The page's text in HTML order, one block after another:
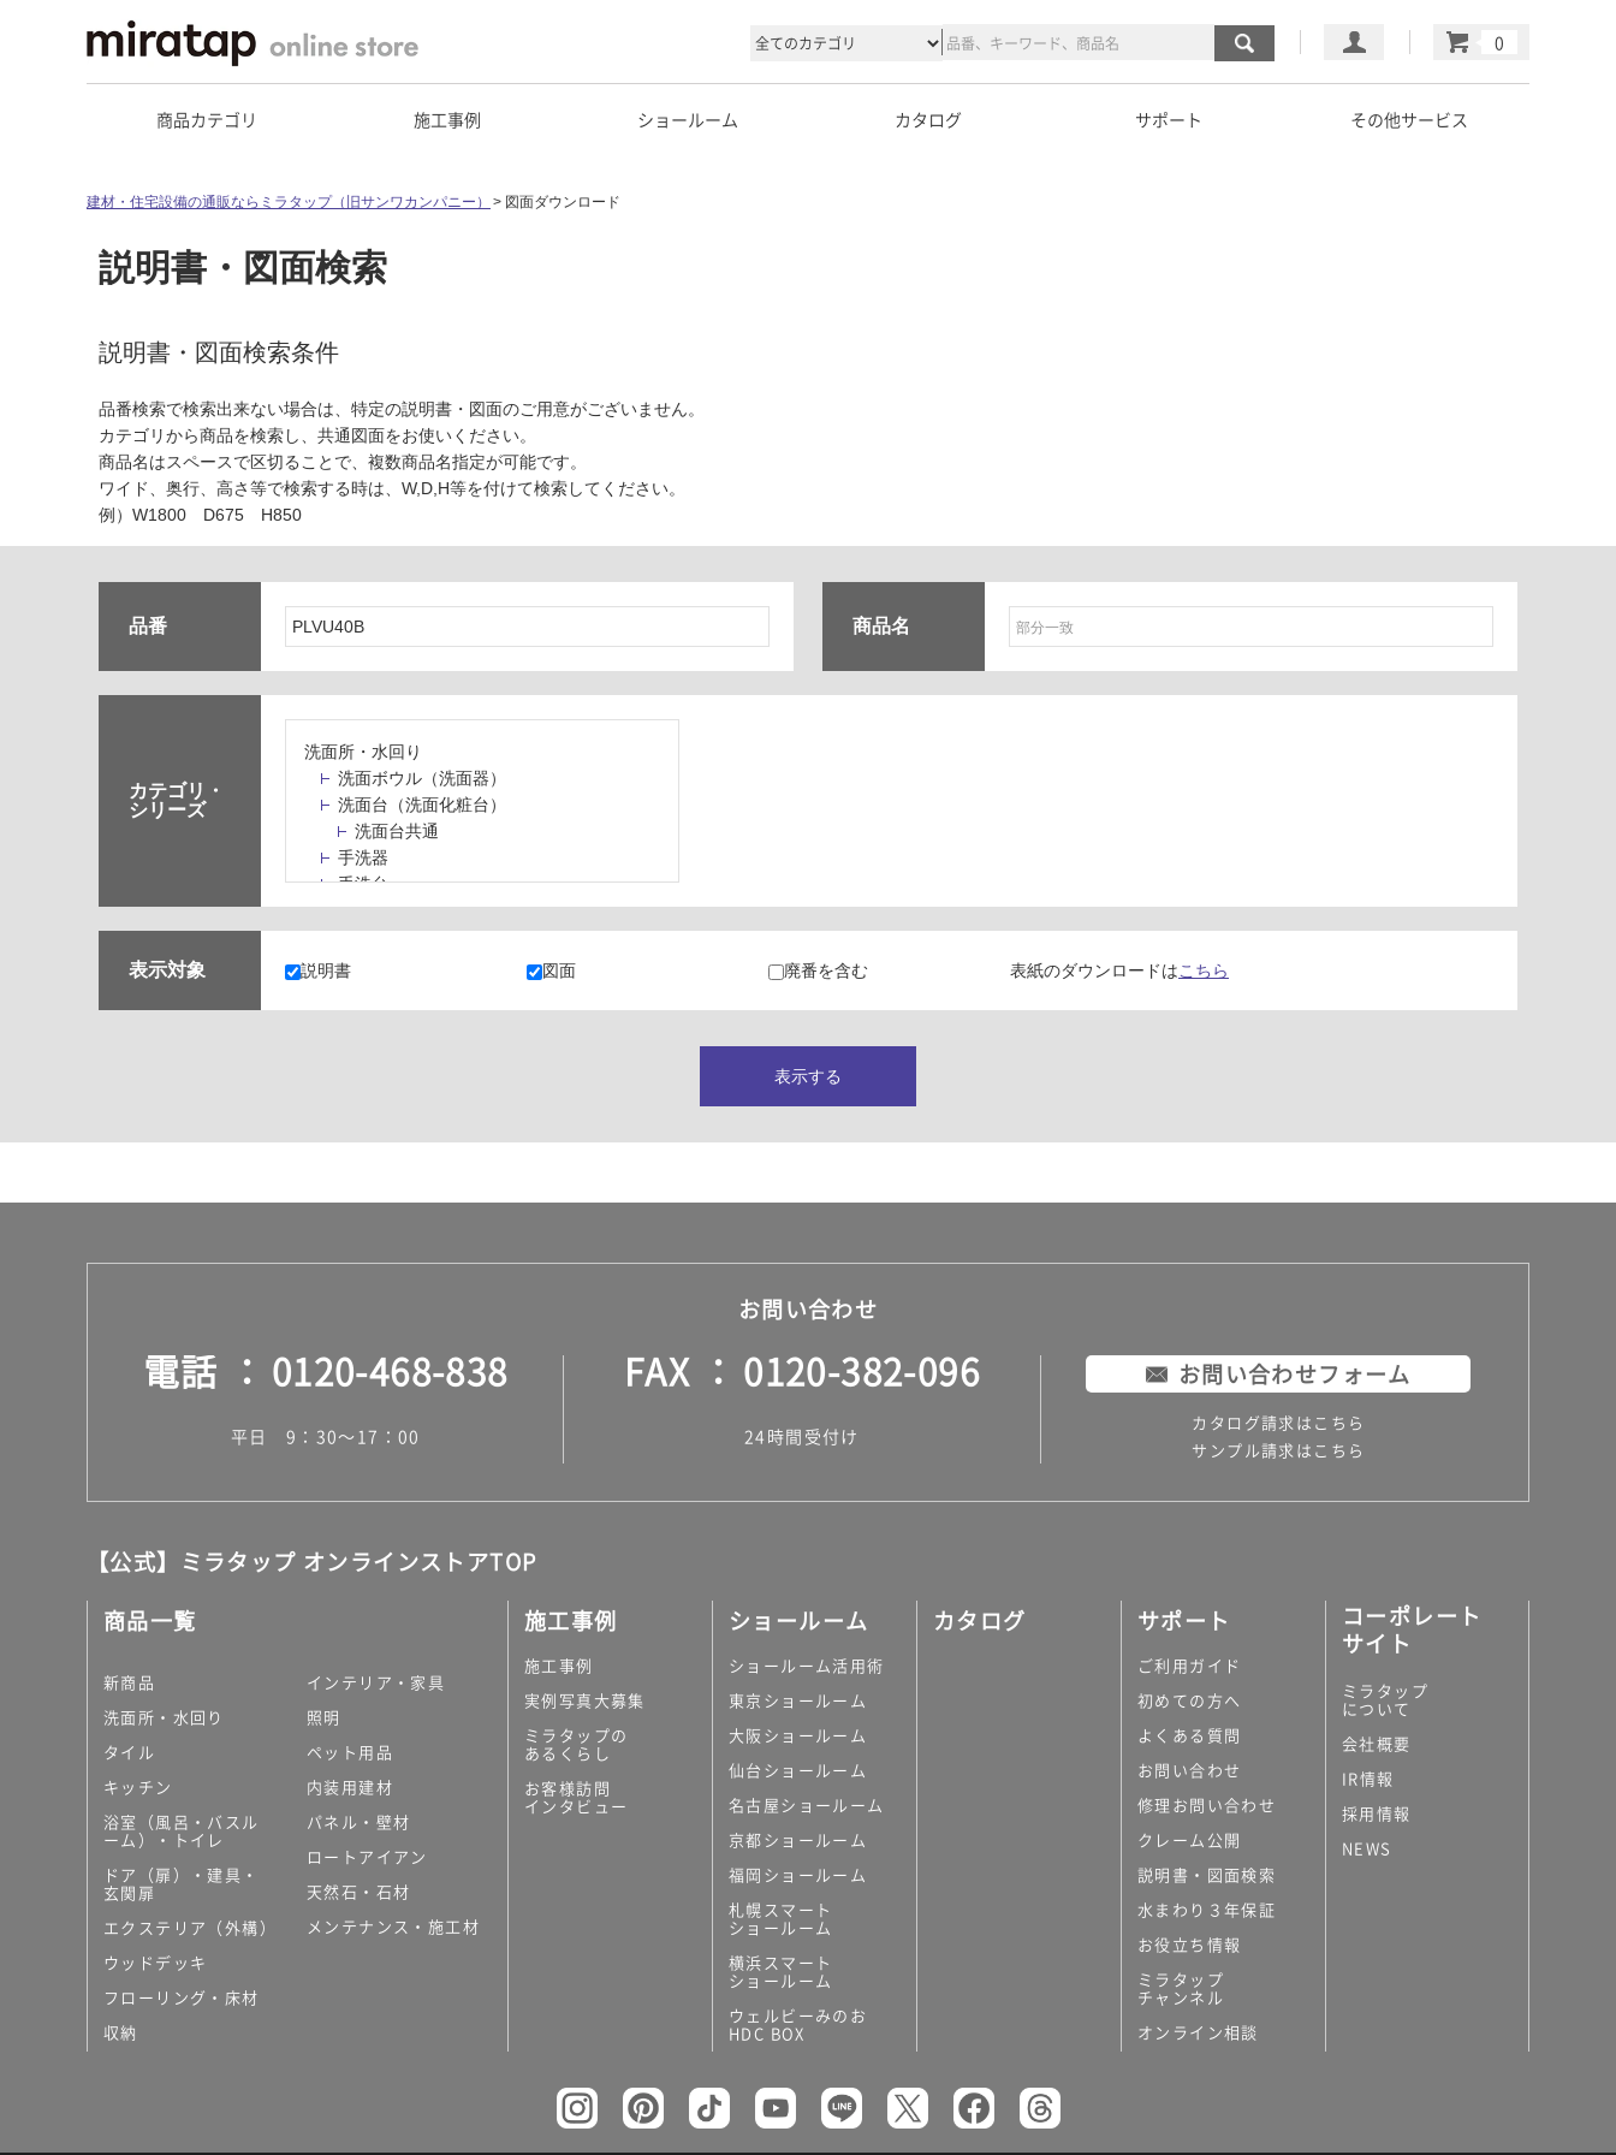
マイページ
カート
商品カテゴリ 施工事例 ショールーム カタログ サポート その他サービス
建材・住宅設備の通販ならミラタップ（旧サンワカンパニー） 図面ダウンロード
説明書・図面検索
説明書・図面検索条件
品番検索で検索出来ない場合は、特定の説明書・図面のご用意がございません。
カテゴリから商品を検索し、共通図面をお使いください。
商品名はスペースで区切ることで、複数商品名指定が可能です。
ワイド、奥行、高さ等で検索する時は、W,D,H等を付けて検索してください。
例）W1800 D675 H850
品番 商品名
カテゴリ・
シリーズ
洗面所・水回り
洗面ボウル（洗面器）
洗面台（洗面化粧台）
洗面台共通
手洗器
手洗台
水栓パン・スロップシンク
水栓金具・水栓（蛇口）・カラン
止水栓・排水金物
ミラー（鏡）
ランドリールーム
タイル
外壁タイル
洗面台タイル
屋内床タイル
テラコッタ調タイル
キッチン
コンパクトキッチン
コンパクトキッチンその他
カップボード（食器棚・キッチンボード）
コンビネーションキッチン（セクショナル
キッチン）
キッチン機器
表示対象 説明書 図面 廃番を含む 表紙のダウンロードはこちら
表示する
お問い合わせ
電話 0120-468-838
平日 9：30～17：00
FAX 0120-382-096
24時間受付け
お問い合わせフォーム
カタログ請求はこちら
サンプル請求はこちら
【公式】ミラタップ オンラインストアTOP
商品一覧
新商品
洗面所・水回り
タイル
キッチン
浴室（風呂・バスル
ーム）・トイレ
ドア（扉）・建具・
玄関扉
エクステリア（外構）
ウッドデッキ
フローリング・床材
収納
インテリア・家具
照明
ペット用品
内装用建材
パネル・壁材
ロートアイアン
天然石・石材
メンテナンス・施工材
施工事例
施工事例
実例写真大募集
ミラタップの
あるくらし
お客様訪問
インタビュー
ショールーム
ショールーム活用術
東京ショールーム
大阪ショールーム
仙台ショールーム
名古屋ショールーム
京都ショールーム
福岡ショールーム
札幌スマート
ショールーム
横浜スマート
ショールーム
ウェルビーみのお
HDC BOX
カタログ サポート
ご利用ガイド
初めての方へ
よくある質問
お問い合わせ
修理お問い合わせ
クレーム公開
説明書・図面検索
水まわり３年保証
お役立ち情報
ミラタップ
チャンネル
オンライン相談
コーポレート
サイト
ミラタップ
について
会社概要
IR情報
採用情報
NEWS